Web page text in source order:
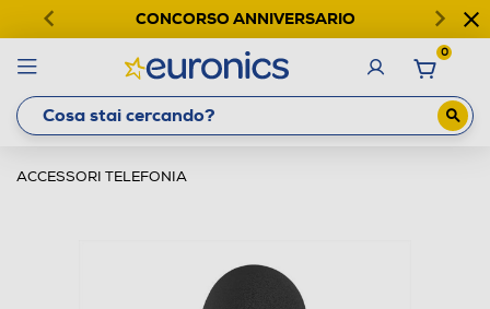
CONCORSO ANNIVERSARIO
0
ACCESSORI TELEFONIA